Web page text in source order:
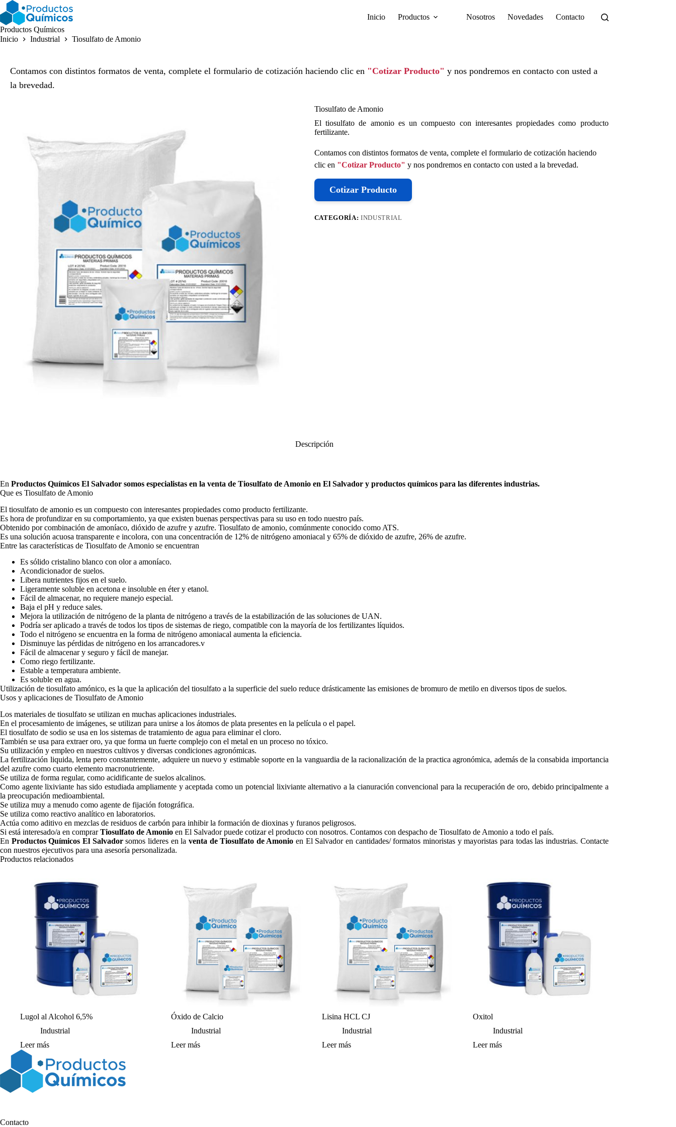
Saltar
al
contenido
Productos Químicos
Inicio Productos Nosotros Novedades Contacto
Inicio Industrial Tiosulfato de Amonio
Contamos con distintos formatos de venta, complete el formulario de cotización haciendo clic en "Cotizar Producto" y nos pondremos en contacto con usted a
la brevedad.
Tiosulfato de Amonio
El tiosulfato de amonio es un compuesto con interesantes propiedades como producto
fertilizante.
Contamos con distintos formatos de venta, complete el formulario de cotización haciendo
clic en "Cotizar Producto" y nos pondremos en contacto con usted a la brevedad.
Cotizar Producto
CATEGORÍA: INDUSTRIAL
Descripción
En Productos Químicos El Salvador somos especialistas en la venta de Tiosulfato de Amonio en El Salvador y productos químicos para las diferentes industrias.
Que es Tiosulfato de Amonio
El tiosulfato de amonio es un compuesto con interesantes propiedades como producto fertilizante.
Es hora de profundizar en su comportamiento, ya que existen buenas perspectivas para su uso en todo nuestro país.
Obtenido por combinación de amoníaco, dióxido de azufre y azufre. Tiosulfato de amonio, comúnmente conocido como ATS.
Es una solución acuosa transparente e incolora, con una concentración de 12% de nitrógeno amoniacal y 65% de dióxido de azufre, 26% de azufre.
Entre las características de Tiosulfato de Amonio se encuentran
Es sólido cristalino blanco con olor a amoníaco.
Acondicionador de suelos.
Libera nutrientes fijos en el suelo.
Ligeramente soluble en acetona e insoluble en éter y etanol.
Fácil de almacenar, no requiere manejo especial.
Baja el pH y reduce sales.
Mejora la utilización de nitrógeno de la planta de nitrógeno a través de la estabilización de las soluciones de UAN.
Podría ser aplicado a través de todos los tipos de sistemas de riego, compatible con la mayoría de los fertilizantes líquidos.
Todo el nitrógeno se encuentra en la forma de nitrógeno amoniacal aumenta la eficiencia.
Disminuye las pérdidas de nitrógeno en los arrancadores.v
Fácil de almacenar y seguro y fácil de manejar.
Como riego fertilizante.
Estable a temperatura ambiente.
Es soluble en agua.
Utilización de tiosulfato amónico, es la que la aplicación del tiosulfato a la superficie del suelo reduce drásticamente las emisiones de bromuro de metilo en diversos tipos de suelos.
Usos y aplicaciones de Tiosulfato de Amonio
Los materiales de tiosulfato se utilizan en muchas aplicaciones industriales.
En el procesamiento de imágenes, se utilizan para unirse a los átomos de plata presentes en la película o el papel.
El tiosulfato de sodio se usa en los sistemas de tratamiento de agua para eliminar el cloro.
También se usa para extraer oro, ya que forma un fuerte complejo con el metal en un proceso no tóxico.
Su utilización y empleo en nuestros cultivos y diversas condiciones agronómicas.
La fertilización liquida, lenta pero constantemente, adquiere un nuevo y estimable soporte en la vanguardia de la racionalización de la practica agronómica, además de la consabida importancia
del azufre como cuarto elemento macronutriente.
Se utiliza de forma regular, como acidificante de suelos alcalinos.
Como agente lixiviante has sido estudiada ampliamente y aceptada como un potencial lixiviante alternativo a la cianuración convencional para la recuperación de oro, debido principalmente a
la preocupación medioambiental.
Se utiliza muy a menudo como agente de fijación fotográfica.
Se utiliza como reactivo analítico en laboratorios.
Actúa como aditivo en mezclas de residuos de carbón para inhibir la formación de dioxinas y furanos peligrosos.
Si está interesado/a en comprarTiosulfato de Amonio en El Salvador puede cotizar el producto con nosotros. Contamos con despacho de Tiosulfato de Amonio a todo el país.
En Productos Químicos El Salvadorsomos lideres en la venta de Tiosulfato de Amonioen El Salvador en cantidades/ formatos minoristas y mayoristas para todas las industrias. Contacte
con nuestros ejecutivos para una asesoría personalizada.
Productos relacionados
Lugol al Alcohol 6,5%
Industrial
Leer más
Óxido de Calcio
Industrial
Leer más
Lisina HCL CJ
Industrial
Leer más
Oxitol
Industrial
Leer más
Contacto